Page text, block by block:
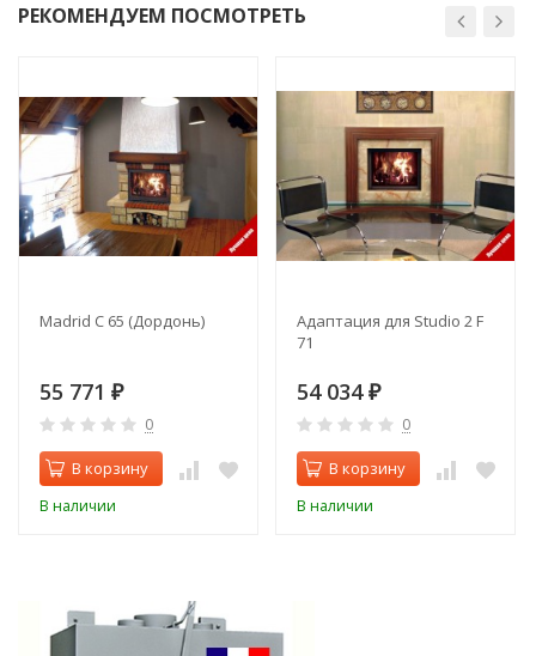
РЕКОМЕНДУЕМ ПОСМОТРЕТЬ
Madrid C 65 (Дордонь)
55 771 ₽
0
В корзину
В наличии
Адаптация для Studio 2 F
71
54 034 ₽
0
В корзину
В наличии